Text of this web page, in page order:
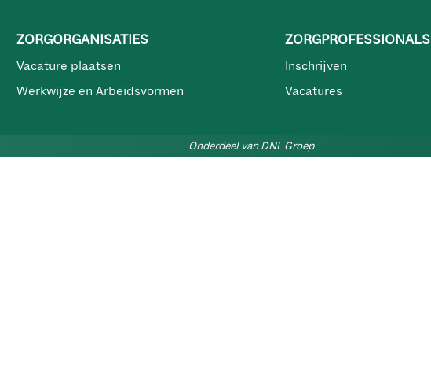
ZORGORGANISATIES
Vacature plaatsen
Werkwijze en Arbeidsvormen
ZORGPROFESSIONALS
Inschrijven
Vacatures
Onderdeel van DNL Groep